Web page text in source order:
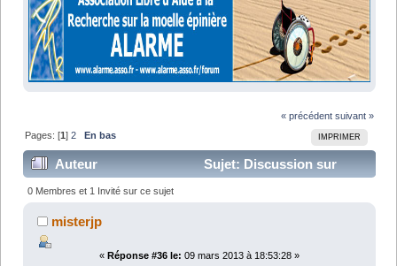
« précédent suivant »
IMPRIMER
Pages: [1]2 En bas
Auteur
Sujet: Discussion sur
l'efficacité des cellules souches neurales (Lu 24091
fois)
0 Membres et 1 Invité sur ce sujet
misterjp
« Réponse #36 le: 09 mars 2013 à 18:53:28 »